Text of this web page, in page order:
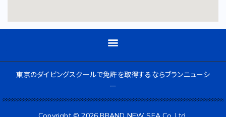
東京のダイビングスクールで免許を取得するならブランニューシ
ー